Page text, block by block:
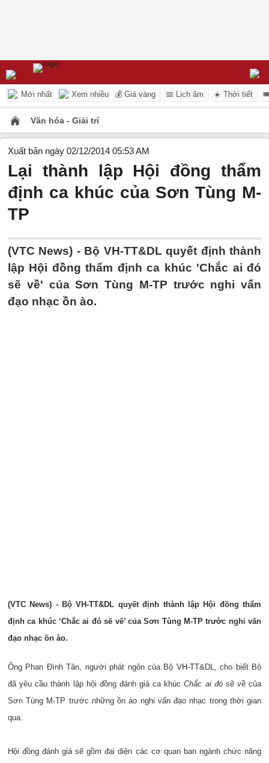
Mới nhất Xem nhiều 💰 Giá vàng 📅 Lịch âm ☀️ Thời tiết
Văn hóa - Giải trí
Xuất bản ngày 02/12/2014 05:53 AM
Lại thành lập Hội đồng thẩm
định ca khúc của Sơn Tùng M-
TP
(VTC News) - Bộ VH-TT&DL quyết định thành
lập Hội đồng thẩm định ca khúc 'Chắc ai đó
sẽ về' của Sơn Tùng M-TP trước nghi vấn
đạo nhạc ồn ào.
(VTC News) - Bộ VH-TT&DL quyết định thành lập Hội đồng thẩm
định ca khúc ‘Chắc ai đó sẽ về’ của Sơn Tùng M-TP trước nghi vấn
đạo nhạc ồn ào.
Ông Phan Đình Tân, người phát ngôn của Bộ VH-TT&DL, cho biết Bộ
đã yêu cầu thành lập hội đồng đánh giá ca khúcChắc ai đó sẽ về của
Sơn Tùng M-TP trước những ồn ào nghi vấn đạo nhạc trong thời gian
qua.
Hội đồng đánh giá sẽ gồm đại diện các cơ quan ban ngành chức năng